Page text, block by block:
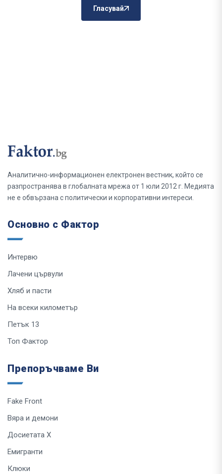
Гласувай
Аналитично-информационен електронен вестник, който се
разпространява в глобалната мрежа от 1 юли 2012 г. Медията
не е обвързана с политически и корпоративни интереси.
Основно с Фактор
Интервю
Лачени цървули
Хляб и пасти
На всеки километър
Петък 13
Топ Фактор
Препоръчваме Ви
Fake Front
Вяра и демони
Досиетата Х
Емигранти
Клюки